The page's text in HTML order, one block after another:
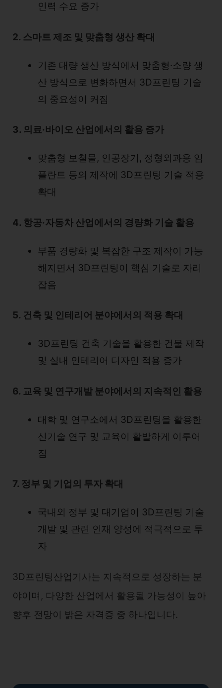
인력 수요 증가
2. 스마트 제조 및 맞춤형 생산 확대
기존 대량 생산 방식에서 맞춤형·소량 생
산 방식으로 변화하면서 3D프린팅 기술
의 중요성이 커짐
3. 의료·바이오 산업에서의 활용 증가
맞춤형 보철물, 인공장기, 정형외과용 임
플란트 등의 제작에 3D프린팅 기술 적용
확대
4. 항공·자동차 산업에서의 경량화 기술 활용
부품 경량화 및 복잡한 구조 제작이 가능
해지면서 3D프린팅이 핵심 기술로 자리
잡음
5. 건축 및 인테리어 분야에서의 적용 확대
3D프린팅 건축 기술을 활용한 건물 제작
및 실내 인테리어 디자인 적용 증가
6. 교육 및 연구개발 분야에서의 지속적인 활용
대학 및 연구소에서 3D프린팅을 활용한
신기술 연구 및 교육이 활발하게 이루어
짐
7. 정부 및 기업의 투자 확대
국내외 정부 및 대기업이 3D프린팅 기술
개발 및 관련 인재 양성에 적극적으로 투
자
3D프린팅산업기사는 지속적으로 성장하는 분
야이며, 다양한 산업에서 활용될 가능성이 높아
향후 전망이 밝은 자격증 중 하나입니다.